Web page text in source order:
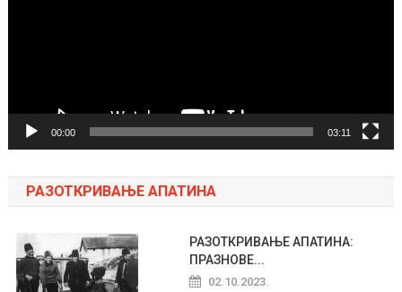
00:00 03:11
РАЗОТКРИВАЊЕ АПАТИНА
РАЗОТКРИВАЊЕ АПАТИНА:
ПРАЗНОВЕ...
02.10.2023.